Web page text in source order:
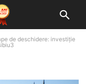
de deschidere: investiție